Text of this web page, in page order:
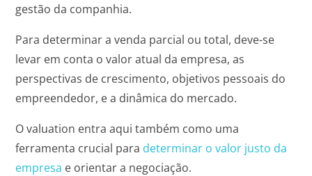
gestão da companhia.
Para determinar a venda parcial ou total, deve-se
levar em conta o valor atual da empresa, as
perspectivas de crescimento, objetivos pessoais do
empreendedor, e a dinâmica do mercado.
O valuation entra aqui também como uma
ferramenta crucial para determinar o valor justo da
empresa e orientar a negociação.